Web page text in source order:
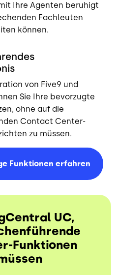
Ihre Agenten beruhigt
Fachleuten
können.
von Five9 und
Sie Ihre bevorzugte
ohne auf die
Contact Center-
zu müssen.
Funktionen erfahren
UC,
Funktionen